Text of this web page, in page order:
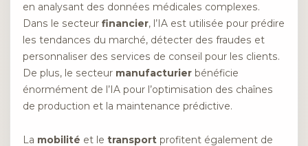
en analysant des données médicales complexes.
Dans le secteur financier, l’IA est utilisée pour prédire
les tendances du marché, détecter des fraudes et
personnaliser des services de conseil pour les clients.
De plus, le secteur manufacturier bénéficie
énormément de l’IA pour l’optimisation des chaînes
de production et la maintenance prédictive.
La mobilité et le transport profitent également de